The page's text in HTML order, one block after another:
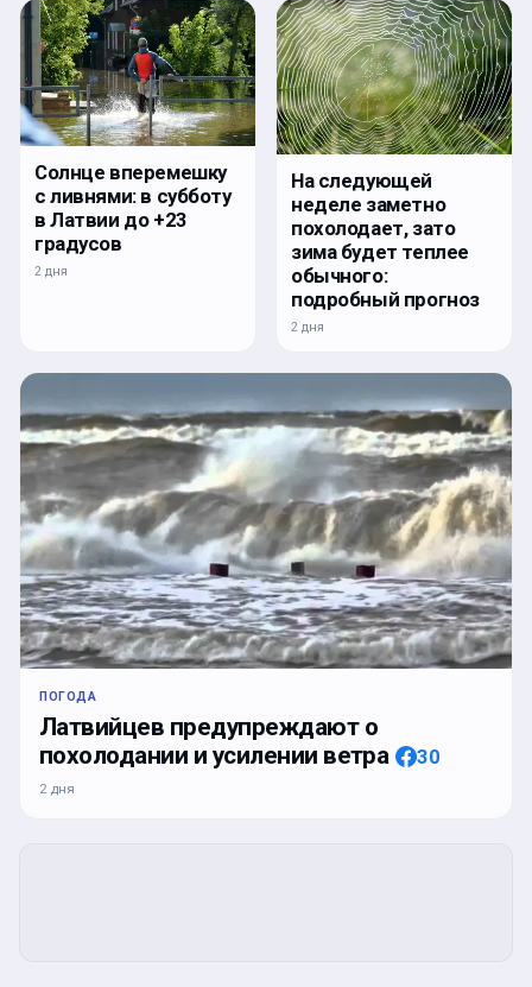
Солнце вперемешку
с ливнями: в субботу
в Латвии до +23
градусов
2 дня
На следующей
неделе заметно
похолодает, зато
зима будет теплее
обычного:
подробный прогноз
2 дня
ПОГОДА
Латвийцев предупреждают о
похолодании и усилении ветра
30
2 дня